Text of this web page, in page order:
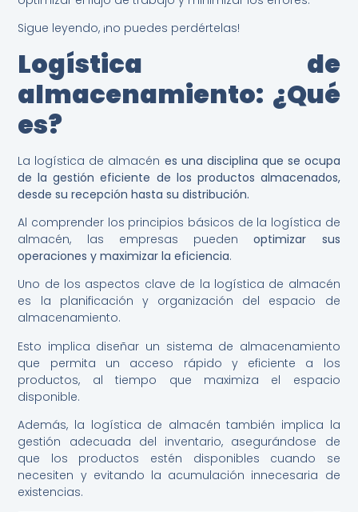
Sigue leyendo, ¡no puedes perdértelas!
Logística de
almacenamiento: ¿Qué
es?
La logística de almacén es una disciplina que se ocupa
de la gestión eficiente de los productos almacenados,
desde su recepción hasta su distribución.
Al comprender los principios básicos de la logística de
almacén, las empresas puedenoptimizar sus
operaciones y maximizar la eficiencia.
Uno de los aspectos clave de la logística de almacén
es la planificación y organización del espacio de
almacenamiento.
Esto implica diseñar un sistema de almacenamiento
que permita un acceso rápido y eficiente a los
productos, al tiempo que maximiza el espacio
disponible.
Además, la logística de almacén también implica la
gestión adecuada del inventario, asegurándose de
que los productos estén disponibles cuando se
necesiten y evitando la acumulación innecesaria de
existencias.